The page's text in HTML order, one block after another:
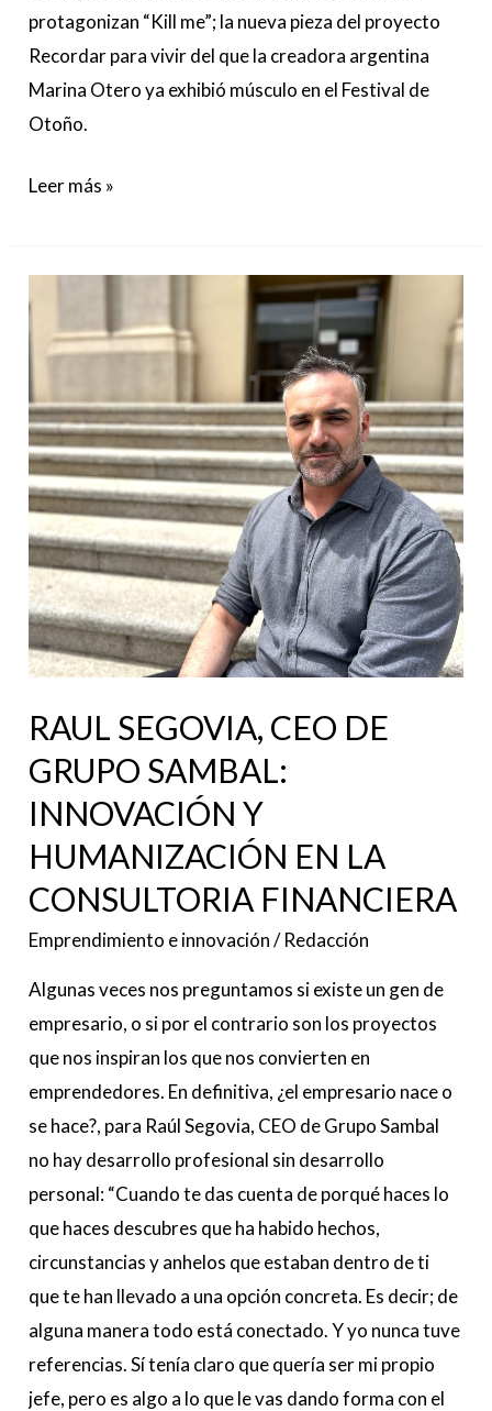
protagonizan “Kill me”; la nueva pieza del proyecto
Recordar para vivir del que la creadora argentina
Marina Otero ya exhibió músculo en el Festival de
Otoño.
Leer más »
RAUL SEGOVIA, CEO DE
GRUPO SAMBAL:
INNOVACIÓN Y
HUMANIZACIÓN EN LA
CONSULTORIA FINANCIERA
Emprendimiento e innovación/Redacción
Algunas veces nos preguntamos si existe un gen de
empresario, o si por el contrario son los proyectos
que nos inspiran los que nos convierten en
emprendedores. En definitiva, ¿el empresario nace o
se hace?, para Raúl Segovia, CEO de Grupo Sambal
no hay desarrollo profesional sin desarrollo
personal: “Cuando te das cuenta de porqué haces lo
que haces descubres que ha habido hechos,
circunstancias y anhelos que estaban dentro de ti
que te han llevado a una opción concreta. Es decir; de
alguna manera todo está conectado. Y yo nunca tuve
referencias. Sí tenía claro que quería ser mi propio
jefe, pero es algo a lo que le vas dando forma con el
SEGOVIA,
CEO
DE
GRUPO
SAMBAL:
INNOVACIÓN
Y
HUMANIZACIÓN
EN
LA
CONSULTORIA